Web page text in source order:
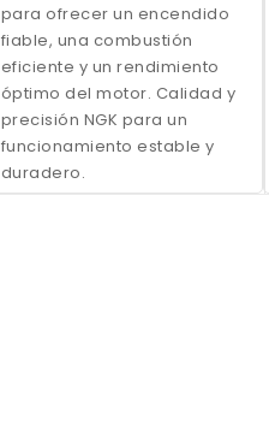
para ofrecer un encendido
fiable, una combustión
eficiente y un rendimiento
óptimo del motor. Calidad y
precisión NGK para un
funcionamiento estable y
duradero.